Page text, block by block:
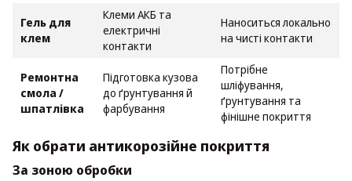
Гель для
клем
Клеми АКБ та
електричні
контакти
Наноситься локально
на чисті контакти
Ремонтна
смола /
шпатлівка
Підготовка кузова
до ґрунтування й
фарбування
Потрібне
шліфування,
ґрунтування та
фінішне покриття
Як обрати антикорозійне покриття
За зоною обробки